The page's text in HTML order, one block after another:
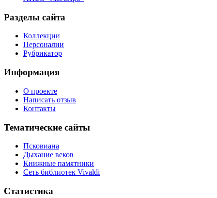
Разделы сайта
Коллекции
Персоналии
Рубрикатор
Информация
О проекте
Написать отзыв
Контакты
Тематические сайты
Псковиана
Дыхание веков
Книжные памятники
Сеть библиотек Vivaldi
Статистика